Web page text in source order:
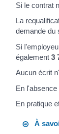
Si le contrat
La
demande du
Si
également 3
Aucun écrit
En
En pratique
À